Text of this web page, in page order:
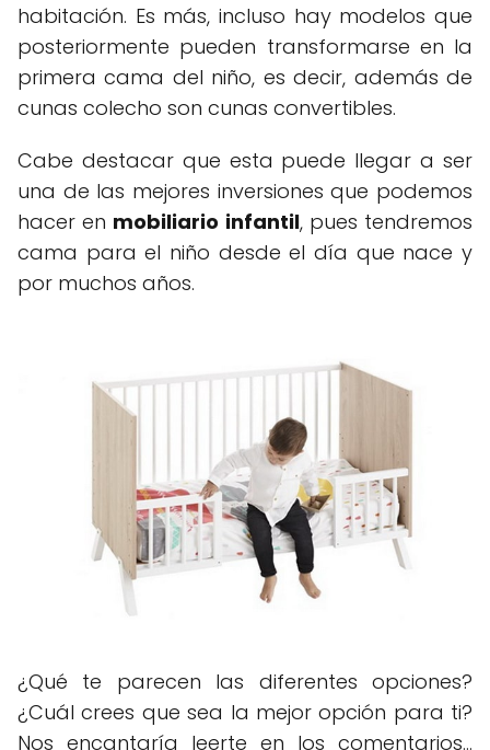
habitación. Es más, incluso hay modelos que
posteriormente pueden transformarse en la
primera cama del niño, es decir, además de
cunas colecho son cunas convertibles.
Cabe destacar que esta puede llegar a ser
una de las mejores inversiones que podemos
hacer en mobiliario infantil, pues tendremos
cama para el niño desde el día que nace y
por muchos años.
¿Qué te parecen las diferentes opciones?
¿Cuál crees que sea la mejor opción para ti?
Nos encantaría leerte en los comentarios...